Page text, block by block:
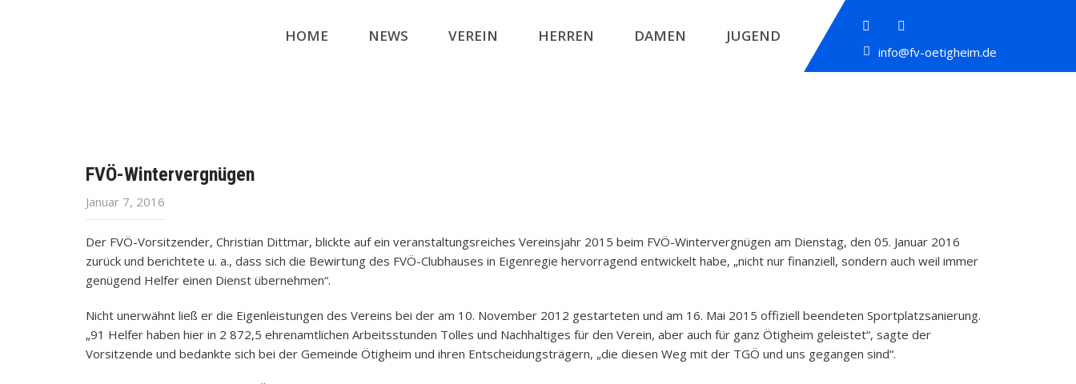
info@fv-oetigheim.de
HOME NEWS VEREIN HERREN DAMEN JUGEND
FVÖ-Wintervergnügen
Januar 7, 2016
Der FVÖ-Vorsitzender, Christian Dittmar, blickte auf ein veranstaltungsreiches Vereinsjahr 2015 beim FVÖ-Wintervergnügen am Dienstag, den 05. Januar 2016
zurück und berichtete u. a., dass sich die Bewirtung des FVÖ-Clubhauses in Eigenregie hervorragend entwickelt habe, „nicht nur finanziell, sondern auch weil immer
genügend Helfer einen Dienst übernehmen“.
Nicht unerwähnt ließ er die Eigenleistungen des Vereins bei der am 10. November 2012 gestarteten und am 16. Mai 2015 offiziell beendeten Sportplatzsanierung.
„91 Helfer haben hier in 2 872,5 ehrenamtlichen Arbeitsstunden Tolles und Nachhaltiges für den Verein, aber auch für ganz Ötigheim geleistet“, sagte der
Vorsitzende und bedankte sich bei der Gemeinde Ötigheim und ihren Entscheidungsträgern, „die diesen Weg mit der TGÖ und uns gegangen sind“.